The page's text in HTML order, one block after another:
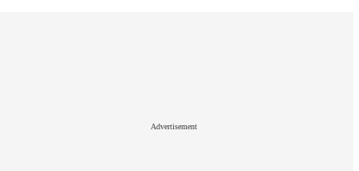
Advertisement